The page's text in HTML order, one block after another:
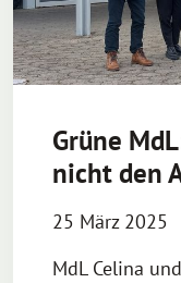
Grüne
nicht den
25 März 2025
MdL Celina